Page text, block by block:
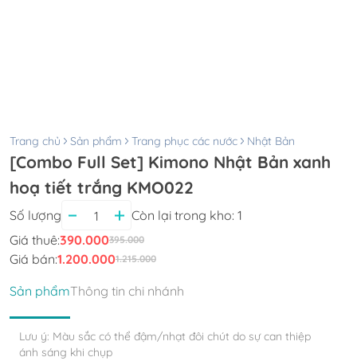
Trang chủ Sản phẩm Trang phục các nước Nhật Bản
[Combo Full Set] Kimono Nhật Bản xanh
hoạ tiết trắng KMO022
Số lượng Còn lại trong kho: 1
Giá thuê:390.000395.000
Giá bán:1.200.0001.215.000
Sản phẩmThông tin chi nhánh
Lưu ý: Màu sắc có thể đậm/nhạt đôi chút do sự can thiệp
ánh sáng khi chụp